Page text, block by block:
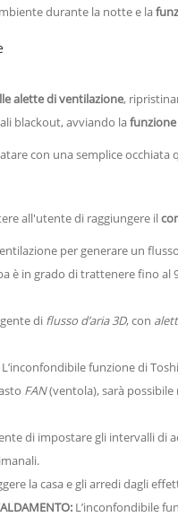
durante la notte e la
alette di ventilazione,
blackout, avviando la
con una semplice occhiata
all'utente di raggiungere il
per generare un
è in grado di trattenere fino al
di flusso d’aria 3D, con
funzione di
FAN(ventola), sarà
di impostare gli intervalli di
la casa e gli arredi dagli
L’inconfondibile